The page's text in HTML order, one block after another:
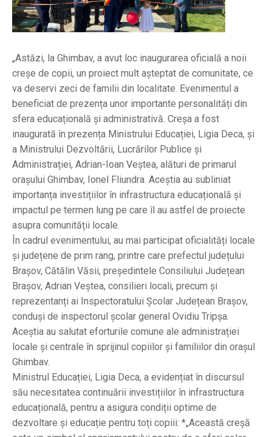
„Astăzi, la Ghimbav, a avut loc inaugurarea oficială a noii
creșe de copii, un proiect mult așteptat de comunitate, ce
va deservi zeci de familii din localitate. Evenimentul a
beneficiat de prezența unor importante personalități din
sfera educațională și administrativă. Creșa a fost
inaugurată în prezența Ministrului Educației, Ligia Deca, și
a Ministrului Dezvoltării, Lucrărilor Publice și
Administrației, Adrian-Ioan Veștea, alături de primarul
orașului Ghimbav, Ionel Fliundra. Aceștia au subliniat
importanța investițiilor în infrastructura educațională și
impactul pe termen lung pe care îl au astfel de proiecte
asupra comunității locale.
În cadrul evenimentului, au mai participat oficialități locale
și județene de prim rang, printre care prefectul județului
Brașov, Cătălin Văsii, președintele Consiliului Județean
Brașov, Adrian Veștea, consilieri locali, precum și
reprezentanți ai Inspectoratului Școlar Județean Brașov,
conduși de inspectorul școlar general Ovidiu Tripșa.
Aceștia au salutat eforturile comune ale administrației
locale și centrale în sprijinul copiilor și familiilor din orașul
Ghimbav.
Ministrul Educației, Ligia Deca, a evidențiat în discursul
său necesitatea continuării investițiilor în infrastructura
educațională, pentru a asigura condiții optime de
dezvoltare și educație pentru toți copiii: *„Această creșă